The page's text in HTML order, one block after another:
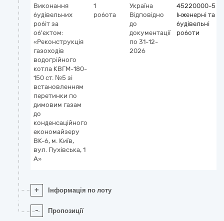
Виконання
будівельних
робіт за
об'єктом:
«Реконструкція
газоходів
водогрійного
котла КВГМ-180-
150 ст. №5 зі
встановленням
перетинки по
димовим газам
до
конденсаційного
економайзеру
ВК-6, м. Київ,
вул. Пухівська, 1
А»
1
робота
Україна
Відповідно
до
документації
по 31-12-
2026
45220000-5
Інженерні та
будівельні
роботи
+ Інформація по лоту
- Пропозиції